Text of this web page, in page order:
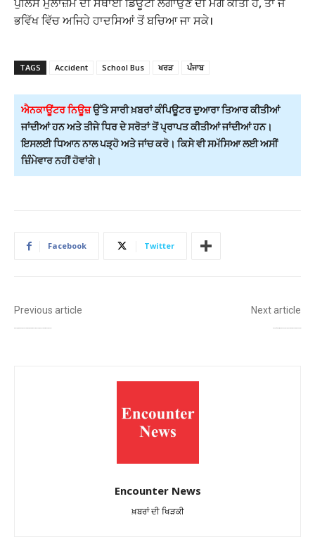
ਭਵਿੱਖ ਵਿੱਚ ਅਜਿਹੇ ਹਾਦਸਿਆਂ ਤੋਂ ਬਚਿਆ ਜਾ ਸਕੇ।
TAGS Accident School Bus ਖਰੜ ਪੰਜਾਬ
ਐਨਕਾਊਂਟਰ ਨਿਊਜ਼ਉੱਤੇ ਸਾਰੀ ਖ਼ਬਰਾਂ ਕੰਪਿਊਟਰ ਦੁਆਰਾ ਤਿਆਰ ਕੀਤੀਆਂ
ਜਾਂਦੀਆਂ ਹਨ ਅਤੇ ਤੀਜੇ ਧਿਰ ਦੇ ਸਰੋਤਾਂ ਤੋਂ ਪ੍ਰਾਪਤ ਕੀਤੀਆਂ ਜਾਂਦੀਆਂ ਹਨ।
ਇਸਲਈ ਧਿਆਨ ਨਾਲ ਪੜ੍ਹੋ ਅਤੇ ਜਾਂਚ ਕਰੋ। ਕਿਸੇ ਵੀ ਸਮੱਸਿਆ ਲਈ ਅਸੀਂ
ਜ਼ਿੰਮੇਵਾਰ ਨਹੀਂ ਹੋਵਾਂਗੇ।
Facebook Twitter
Previous article Next article
Encounter News
ਖ਼ਬਰਾਂ ਦੀ ਖਿੜਕੀ